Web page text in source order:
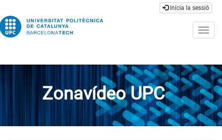
Inicia la sessió
Zonavídeo UPC